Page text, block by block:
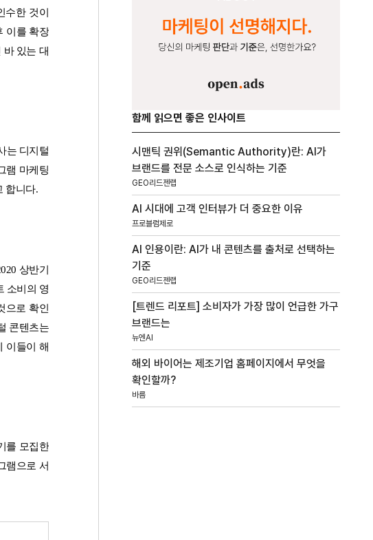
수한 것이
이를 확장
있는 대
는 디지털
램 마케팅
합니다.
상반기
소비의 영
으로 확인
콘텐츠는
이들이 해
를 모집한
램으로 서
함께 읽으면 좋은 인사이트
시맨틱 권위(Semantic Authority)란: AI가
브랜드를 전문 소스로 인식하는 기준
GEO리드젠랩
AI 시대에 고객 인터뷰가 더 중요한 이유
프로블럼제로
AI 인용이란: AI가 내 콘텐츠를 출처로 선택하는
기준
GEO리드젠랩
[트렌드 리포트] 소비자가 가장 많이 언급한 가구
브랜드는
뉴엔AI
해외 바이어는 제조기업 홈페이지에서 무엇을
확인할까?
바름